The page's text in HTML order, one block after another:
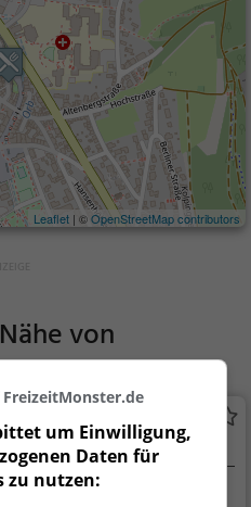
Leaflet | ©OpenStreetMap contributors
von
Bad Orb
um Einwilligung,
Daten für
zu nutzen: